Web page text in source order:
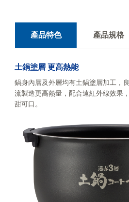
產品特色 產品規格
土鍋塗層 更高熱能
鍋身內層及外層均有土鍋塗層加工，
流製造更高熱量，配合遠紅外線效果
甜可口。